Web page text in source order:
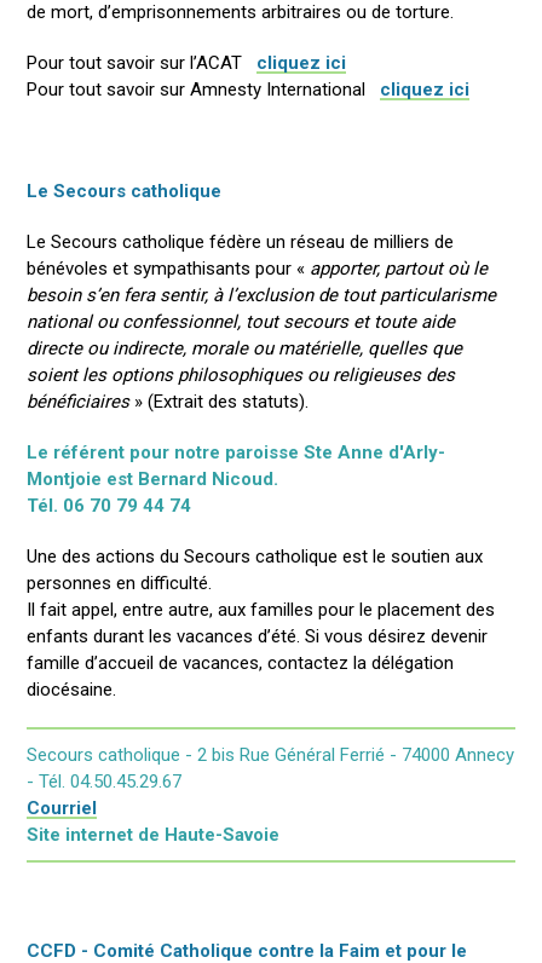
de mort, d’emprisonnements arbitraires ou de torture.
Pour tout savoir sur l’ACAT cliquez ici
Pour tout savoir sur Amnesty International cliquez ici
Le Secours catholique
Le Secours catholique fédère un réseau de milliers de
bénévoles et sympathisants pour « apporter, partout où le
besoin s’en fera sentir, à l’exclusion de tout particularisme
national ou confessionnel, tout secours et toute aide
directe ou indirecte, morale ou matérielle, quelles que
soient les options philosophiques ou religieuses des
bénéficiaires» (Extrait des statuts).
Le référent pour notre paroisse Ste Anne d'Arly-
Montjoie est Bernard Nicoud.
Tél. 06 70 79 44 74
Une des actions du Secours catholique est le soutien aux
personnes en difficulté.
Il fait appel, entre autre, aux familles pour le placement des
enfants durant les vacances d’été. Si vous désirez devenir
famille d’accueil de vacances, contactez la délégation
diocésaine.
Secours catholique - 2 bis Rue Général Ferrié - 74000 Annecy
- Tél. 04.50.45.29.67
Courriel
Site internet de Haute-Savoie
CCFD - Comité Catholique contre la Faim et pour le